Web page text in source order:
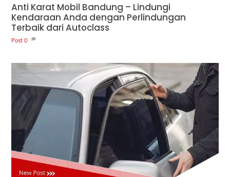
Anti Karat Mobil Bandung – Lindungi
Kendaraan Anda dengan Perlindungan
Terbaik dari Autoclass
Post 0